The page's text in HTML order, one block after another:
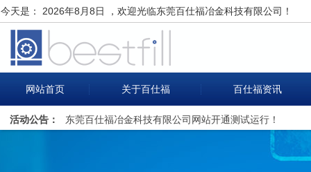
今天是： 2026年8月8日 ，欢迎光临东莞百仕福冶金科技有限公司！
网站首页 关于百仕福 百仕福资讯
活动公告： 东莞百仕福冶金科技有限公司网站开通测试运行！